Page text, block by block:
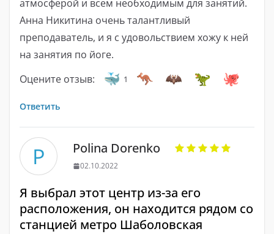
атмосферой и всем необходимым для занятий.
Анна Никитина очень талантливый
преподаватель, и я с удовольствием хожу к ней
на занятия по йоге.
Оцените отзыв:
1
Ответить
P Polina Dorenko
02.10.2022
Я выбрал этот центр из-за его
расположения, он находится рядом со
станцией метро Шаболовская